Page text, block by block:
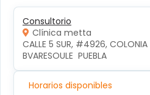
Consultorio
Clínica metta
CALLE 5 SUR, #4926, COLONIA
BVARESOULE  PUEBLA
Horarios disponibles